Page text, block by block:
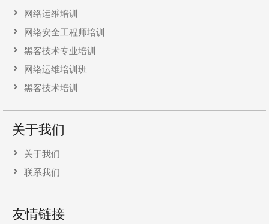
网络运维培训
网络安全工程师培训
黑客技术专业培训
网络运维培训班
黑客技术培训
关于我们
关于我们
联系我们
友情链接